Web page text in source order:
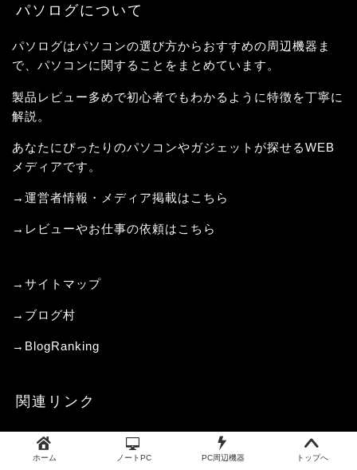
パソログについて
パソログはパソコンの選び方からおすすめの周辺機器ま
で、パソコンに関することをまとめています。
製品レビュー多めで初心者でもわかるように特徴を丁寧に
解説。
あなたにぴったりのパソコンやガジェットが探せるWEB
メディアです。
→運営者情報・メディア掲載はこちら
→レビューやお仕事の依頼はこちら
→サイトマップ
→ ブログ村
→ BlogRanking
関連リンク
消費者庁 国民生活センター 電気通信事業者協会
インター
ネット協会
安心ネットづくり促進協議会
一般社団法人日
ホーム ノートPC PC周辺機器 トップへ